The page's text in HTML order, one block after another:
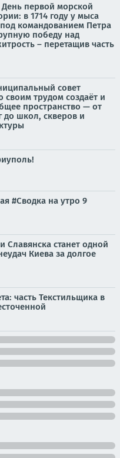
День первой морской
в 1714 году у мыса
командованием Петра
победу над
– перетащив часть
совет
своим трудом создаёт и
пространство — от
школ, скверов и
#Сводка на утро 9
Славянска станет одной
Киева за долгое
часть Текстильщика в